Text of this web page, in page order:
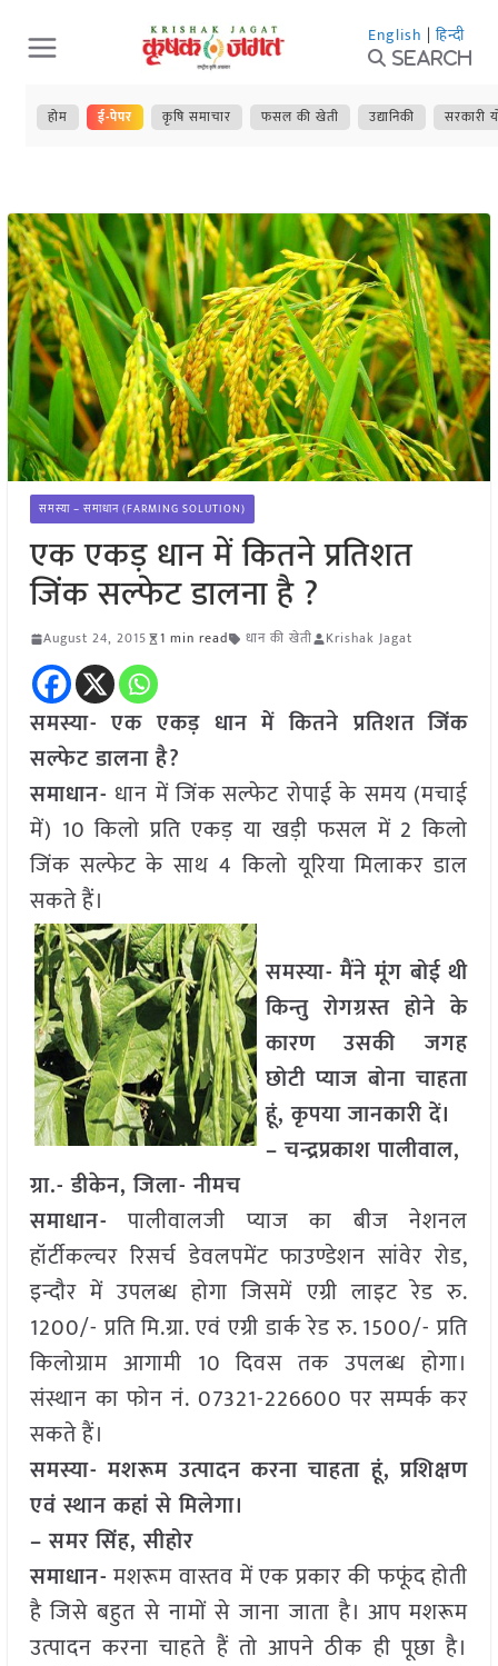
Skip
to
content
English | हिन्दी
Search
होम ई-पेपर कृषि समाचार फसल की खेती उद्यानिकी सरकारी
समस्या – समाधान (FARMING SOLUTION)
एक एकड़ धान में कितने प्रतिशत
जिंक सल्फेट डालना है ?
August 24, 2015 1 min read धान की खेती Krishak Jagat
समस्या- एक एकड़ धान में कितने प्रतिशत जिंक
सल्फेट डालना है?
समाधान- धान में जिंक सल्फेट रोपाई के समय (मचाई
में) 10 किलो प्रति एकड़ या खड़ी फसल में 2 किलो
जिंक सल्फेट के साथ 4 किलो यूरिया मिलाकर डाल
सकते हैं।
समस्या- मैंने मूंग बोई थी
किन्तु रोगग्रस्त होने के
कारण उसकी जगह
छोटी प्याज बोना चाहता
हूं, कृपया जानकारी दें।
– चन्द्रप्रकाश पालीवाल,
ग्रा.- डीकेन, जिला- नीमच
समाधान- पालीवालजी प्याज का बीज नेशनल
हॉर्टीकल्चर रिसर्च डेवलपमेंट फाउण्डेशन सांवेर रोड,
इन्दौर में उपलब्ध होगा जिसमें एग्री लाइट रेड रु.
1200/- प्रति मि.ग्रा. एवं एग्री डार्क रेड रु. 1500/- प्रति
किलोग्राम आगामी 10 दिवस तक उपलब्ध होगा।
संस्थान का फोन नं. 07321-226600 पर सम्पर्क कर
सकते हैं।
समस्या- मशरूम उत्पादन करना चाहता हूं, प्रशिक्षण
एवं स्थान कहां से मिलेगा।
– समर सिंह, सीहोर
समाधान-मशरूम वास्तव में एक प्रकार की फफूंद होती
है जिसे बहुत से नामों से जाना जाता है। आप मशरूम
उत्पादन करना चाहते हैं तो आपने ठीक ही पूछा है।